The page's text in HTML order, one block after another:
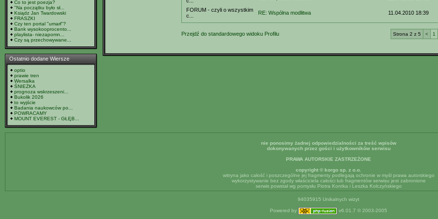
Co to jest poezja?
"Na początku było sł...
Ksiądz Jan Twardowski
FRASZKI
Czy ten portal "umarł"?
Bank wysokooprocento...
playlista- niezapomn...
Czy są przechowywane...
Ostatnio dodane Wiersze
optio
prawie tren
Wersalka
ŚNIEŻKA
prognoza wskrzeszeni...
Bukolik 2026
to wyjście
Badania naukowców po...
POWRACAMY
MOUNT EVEREST - GŁĘB...
FORUM - czyli o wszystkim
c...
RE: Wspólna modlitwa 11.04.2010 18:39
Przejdź do standardowego widoku Profilu Strona 2 z 5 < 1
nie ponosimy żadnej odpowiedzialności za treść wpisów
dokonywanych przez gości i użytkowników serwisu
PRAWA AUTORSKIE ZASTRZEŻONE
copyright © korgo sp. z o.o.
witryna jako całość i poszczególne jej fragmenty podlegają ochronie w myśl prawa autorskiego
wykorzystywanie bez zgody właściciela całości lub fragmentów serwisu jest zabronione
serwis powstał wg pomysłu Piotra Kontka i Leszka Kolczyńskiego
94035915 Unikalnych wizyt
Powered by v6.01.7 © 2003-2005